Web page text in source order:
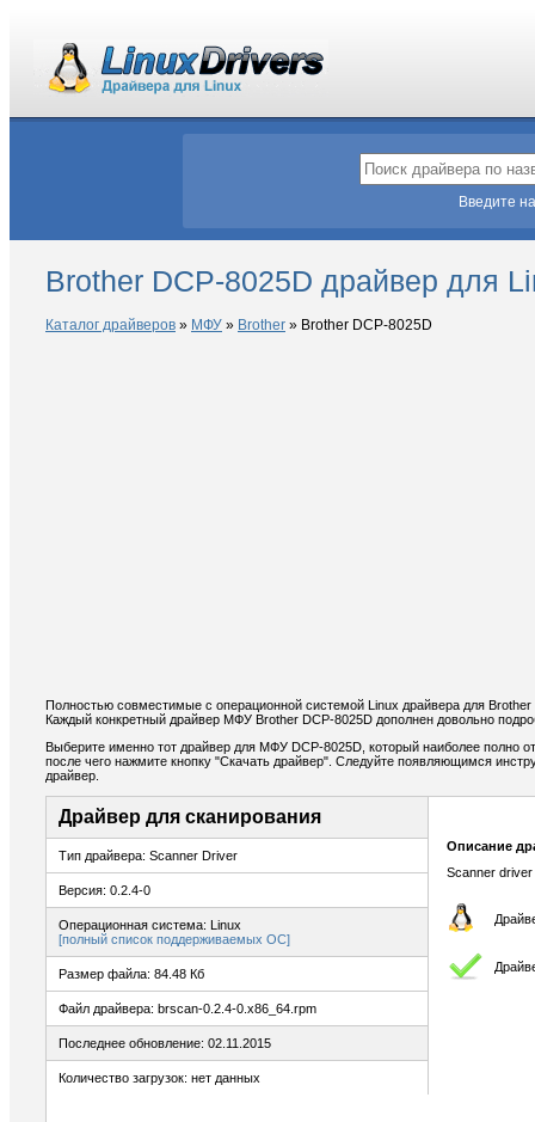
Введите
Brother DCP-8025D драйвер для
Каталог драйверов » МФУ » Brother » Brother DCP-8025D
Полностью совместимые с операционной системой Linux драйвера для
Каждый конкретный драйвер МФУ Brother DCP-8025D дополнен довольно
Выберите именно тот драйвер для МФУ DCP-8025D, который наиболее полно
после чего нажмите кнопку "Скачать драйвер". Следуйте появляющимся
драйвер.
Драйвер для сканирования
Тип драйвера: Scanner Driver
Версия: 0.2.4-0
Операционная система: Linux
[полный список поддерживаемых ОС]
Размер файла: 84.48 Кб
Файл драйвера: brscan-0.2.4-0.x86_64.rpm
Последнее обновление: 02.11.2015
Количество загрузок: нет данных
Описание
Scanner